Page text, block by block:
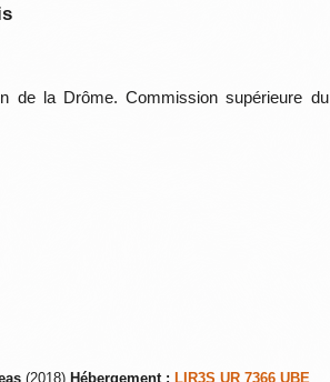
de la Drôme. Commission supérieure du
(2018) Hébergement : LIR3S UR 7366 UBE